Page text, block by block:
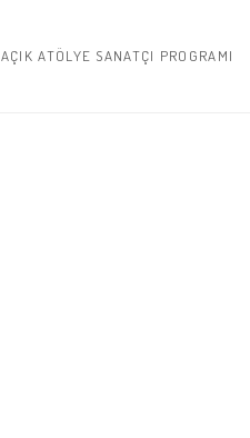
AÇIK ATÖLYE SANATÇI PROGRAMI